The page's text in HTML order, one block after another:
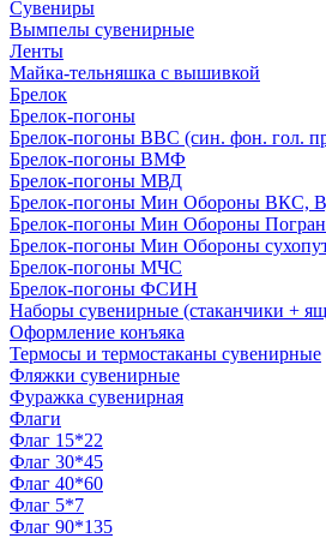
Сувениры
Вымпелы сувенирные
Ленты
Майка-тельняшка с вышивкой
Брелок
Брелок-погоны
Брелок-погоны ВВС (син. фон. гол.
Брелок-погоны ВМФ
Брелок-погоны МВД
Брелок-погоны Мин Обороны ВКС,
Брелок-погоны Мин Обороны
Брелок-погоны Мин Обороны
Брелок-погоны МЧС
Брелок-погоны ФСИН
Наборы сувенирные (стаканчики +
Оформление конъяка
Термосы и термостаканы сувенирные
Фляжки сувенирные
Фуражка сувенирная
Флаги
Флаг 15*22
Флаг 30*45
Флаг 40*60
Флаг 5*7
Флаг 90*135